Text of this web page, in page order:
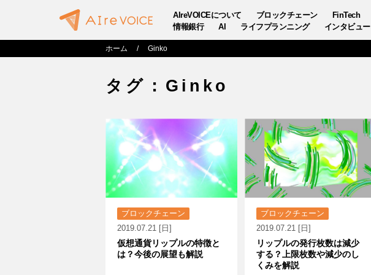
AIreVOICEについて ブロックチェーン FinTech
情報銀行
AI ライフプランニング インタビュー
ホーム Ginko
タグ：Ginko
ブロックチェーン
2019.07.21 [日]
仮想通貨リップルの特徴と
は？今後の展望も解説
ブロックチェーン
2019.07.21 [日]
リップルの発行枚数は減少
する？上限枚数や減少のし
くみを解説